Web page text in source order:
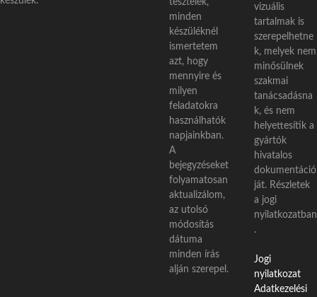
tesztelek,
minden
készüléknél
ismertetem
azt, hogy
mennyire és
milyen
feladatokra
használhatók
napjainkban.
A
bejegyzéseket
folyamatosan
aktualizálom,
az utolsó
módosítás
dátuma
minden írás
alján szerepel.
vizuális
tartalmak is
szerepelhetne
k, melyek nem
minősülnek
szakmai
tanácsadásna
k, és nem
helyettesítik a
gyártók
hivatalos
dokumentáció
ját. Részletek
a jogi
nyilatkozatban
.
Jogi
nyilatkozat
Adatkezelési